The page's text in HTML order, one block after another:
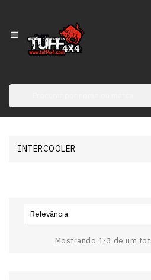
view_headline
INTERCOOLER
Relevância
Mostrando 1-3 de um